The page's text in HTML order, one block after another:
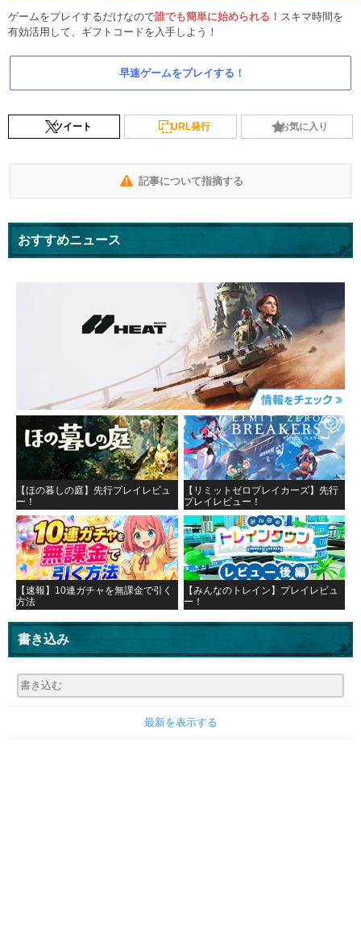
ゲームをプレイするだけなので誰でも簡単に始められる！ スキマ時間を
有効活用して、ギフトコードを入手しよう！
早速ゲームをプレイする！
ツイート URL発行 お気に入り
記事について指摘する
おすすめニュース
【ほの暮しの庭】先行プレイレビュ
ー！
【リミットゼロブレイカーズ】先行
プレイレビュー！
【速報】10連ガチャを無課金で引く
方法
【みんなのトレイン】プレイレビュ
ー！
書き込み
最新を表示する